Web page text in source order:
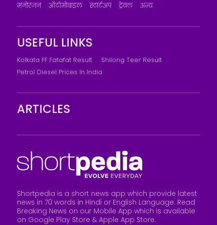
मनोरंजन
ऑटोमोबाइल स्टार्टअप ट्रेवल अन्य
USEFUL LINKS
Kolkata FF Fatafat Result
Shilong Teer Result
Petrol Diesel Prices In India
ARTICLES
Shortpedia is a short news app which provide latest
news in 70 words in Hindi or English Language. Read
Breaking News on our Mobile App which is available
on Google Play Store & Apple App Store.